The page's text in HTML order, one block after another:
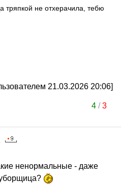
тряпкой не отхерачила, тебю
21.03.2026 20:06]
4/3
ненормальные - даже